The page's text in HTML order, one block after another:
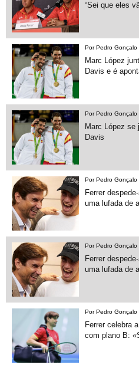
“Sei que eles
Por Pedro Gonçalo
Marc López
Davis e é
Por Pedro Gonçalo
Marc López se
Davis
Por Pedro Gonçalo
Ferrer
uma lufada de
Por Pedro Gonçalo
Ferrer
uma lufada de
Por Pedro Gonçalo
Ferrer celebra
com plano B: